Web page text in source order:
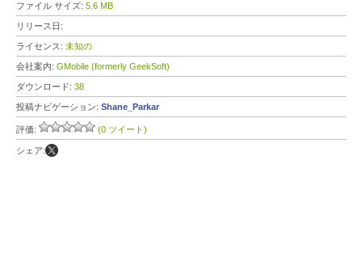
ファイル サイズ: 5.6 MB
リリース日:
ライセンス: 未知の
会社案内: GMobile (formerly GeekSoft)
ダウンロード: 38
投稿ナビゲーション: Shane_Parkar
評価: (0 ツイート)
シェア: